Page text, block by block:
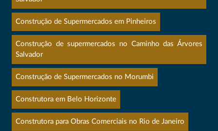
Construção de Supermercados em Pinheiros
Construção de supermercados no Caminho das Árvores
Salvador
Construção de Supermercados no Morumbi
Construtora em Belo Horizonte
Construtora para Obras Comerciais no Rio de Janeiro